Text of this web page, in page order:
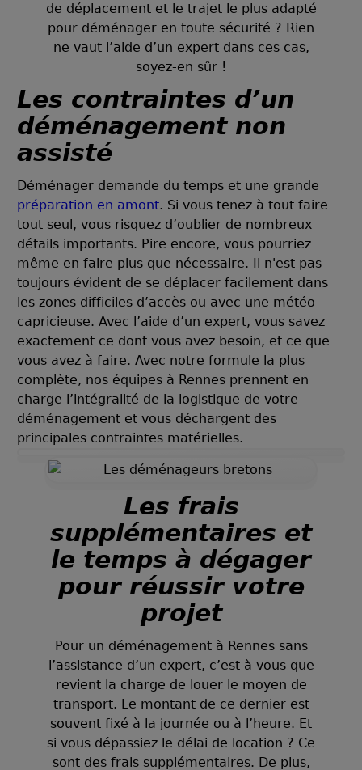
de déplacement et le trajet le plus adapté
pour déménager en toute sécurité ? Rien
ne vaut l’aide d’un expert dans ces cas,
soyez-en sûr !
Les contraintes d’un
déménagement non
assisté
Déménager demande du temps et une grande
préparation en amont. Si vous tenez à tout faire
tout seul, vous risquez d’oublier de nombreux
détails importants. Pire encore, vous pourriez
même en faire plus que nécessaire. Il n'est pas
toujours évident de se déplacer facilement dans
les zones difficiles d’accès ou avec une météo
capricieuse. Avec l’aide d’un expert, vous savez
exactement ce dont vous avez besoin, et ce que
vous avez à faire. Avec notre formule la plus
complète, nos équipes à Rennes prennent en
charge l’intégralité de la logistique de votre
déménagement et vous déchargent des
principales contraintes matérielles.
Les frais
supplémentaires et
le temps à dégager
pour réussir votre
projet
Pour un déménagement à Rennes sans
l’assistance d’un expert, c’est à vous que
revient la charge de louer le moyen de
transport. Le montant de ce dernier est
souvent fixé à la journée ou à l’heure. Et
si vous dépassiez le délai de location ? Ce
sont des frais supplémentaires. De plus,